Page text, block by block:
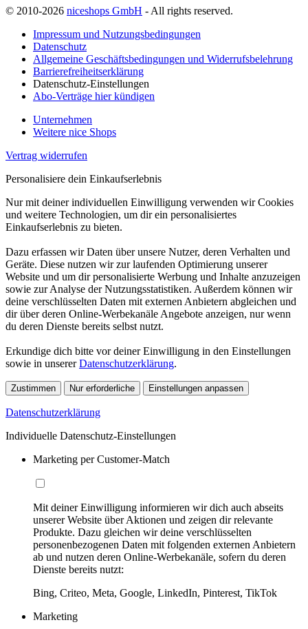
© 2010-2026 niceshops GmbH - All rights reserved.
Impressum und Nutzungsbedingungen
Datenschutz
Allgemeine Geschäftsbedingungen und Widerrufsbelehrung
Barrierefreiheitserklärung
Datenschutz-Einstellungen
Abo-Verträge hier kündigen
Unternehmen
Weitere nice Shops
Vertrag widerrufen
Personalisiere dein Einkaufserlebnis
Nur mit deiner individuellen Einwilligung verwenden wir Cookies
und weitere Technologien, um dir ein personalisiertes
Einkaufserlebnis zu bieten.
Dazu erfassen wir Daten über unsere Nutzer, deren Verhalten und
Geräte. Diese nutzen wir zur laufenden Optimierung unserer
Website und um dir personalisierte Werbung und Inhalte anzuzeigen
sowie zur Analyse der Nutzungsstatistiken. Außerdem können wir
deine verschlüsselten Daten mit externen Anbietern abgleichen und
dir über deren Online-Werbekanäle Angebote anzeigen, nur wenn
du deren Dienste bereits selbst nutzt.
Erkundige dich bitte vor deiner Einwilligung in den Einstellungen
sowie in unsererDatenschutzerklärung.
Zustimmen Nur erforderliche Einstellungen anpassen
Datenschutzerklärung
Individuelle Datenschutz-Einstellungen
Marketing per Customer-Match
Mit deiner Einwilligung informieren wir dich auch abseits
unserer Website über Aktionen und zeigen dir relevante
Produkte. Dazu gleichen wir deine verschlüsselten
personenbezogenen Daten mit folgenden externen Anbietern
ab und nutzen deren Online-Werbekanäle, sofern du deren
Dienste bereits nutzt:
Bing, Criteo, Meta, Google, LinkedIn, Pinterest, TikTok
Marketing